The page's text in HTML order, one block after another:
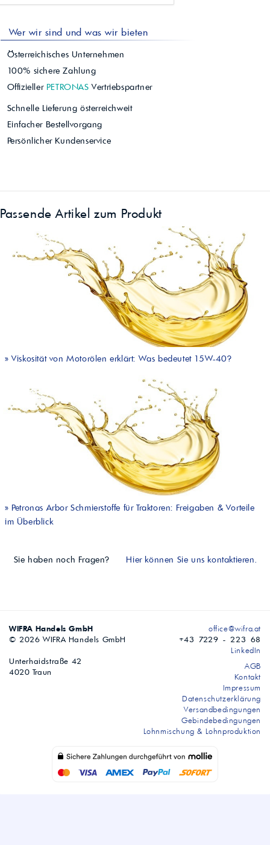
Wer wir sind und was wir bieten
Österreichisches Unternehmen
100% sichere Zahlung
Offizieller PETRONAS Vertriebspartner
Schnelle Lieferung österreichweit
Einfacher Bestellvorgang
Persönlicher Kundenservice
Passende Artikel zum Produkt
» Viskosität von Motorölen erklärt: Was bedeutet 15W-40?
» Petronas Arbor Schmierstoffe für Traktoren: Freigaben & Vorteile
im Überblick
Sie haben noch Fragen? Hier können Sie uns kontaktieren.
WIFRA Handels GmbH
© 2026 WIFRA Handels GmbH
Unterhaidstraße 42
4020 Traun
office@wifra.at
+43 7229 - 223 68
LinkedIn
AGB
Kontakt
Impressum
Datenschutzerklärung
Versandbedingungen
Gebindebedingungen
Lohnmischung & Lohnproduktion